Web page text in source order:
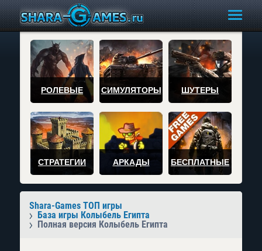
РОЛЕВЫЕ СИМУЛЯТОРЫ ШУТЕРЫ
СТРАТЕГИИ АРКАДЫ БЕСПЛАТНЫЕ
Shara-Games ТОП игры
База игры Колыбель Египта
Полная версия Колыбель Египта